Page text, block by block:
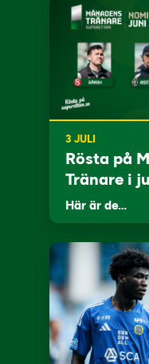
3 JULI
Rösta på
Tränare i
Här är de…